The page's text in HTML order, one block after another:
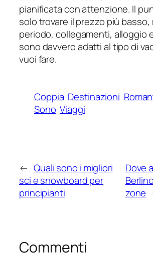
pianificata con attenzione. Il
solo trovare il prezzo più basso,
periodo, collegamenti, alloggio
sono davvero adatti al tipo di
vuoi fare.
Coppia Destinazioni
Sono Viaggi
← Quali sono i migliori
sci e snowboard per
principianti
Dove
zone
Commenti